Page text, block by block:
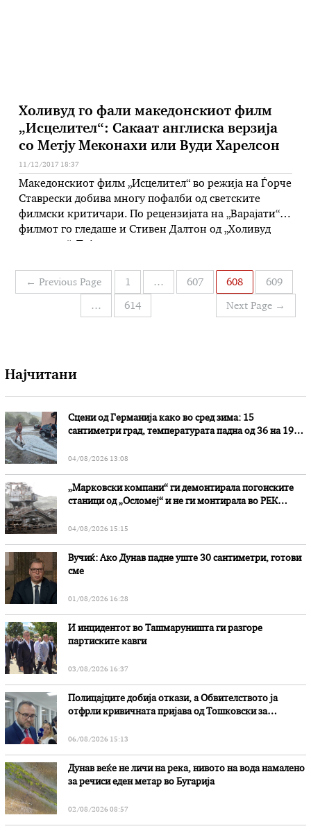
Холивуд го фали македонскиот филм
„Исцелител“: Сакаат англиска верзија
со Метју Меконахи или Вуди Харелсон
11/12/2017 18:37
Македонскиот филм „Исцелител“ во режија на Ѓорче
Ставрески добива многу пофалби од светските
филмски критичари. По рецензијата на „Варајати“,
филмот го гледаше и Стивен Далтон од „Холивуд
настани во трагикомедичното филмско деби на
Ставрески. Понатаму, препорачува дека би било
убаво да се направи …
Навигација
← Previous Page 1 … 607 608 609
… 614 Next Page →
Најчитани
Сцени од Германија како во сред зима: 15
сантиметри град, температурата падна од 36 на 19
04/08/2026 13:08
„Марковски компани“ ги демонтирала погонските
станици од „Осломеј“ и не ги монтирала во РЕК
04/08/2026 15:15
Вучиќ: Ако Дунав падне уште 30 сантиметри, готови
сме
01/08/2026 16:28
И инцидентот во Ташмаруништa ги разгоре
партиските кавги
03/08/2026 16:37
Полицајците добија откази, а Обвителството ја
отфрли кривичната пријава од Тошковски за
06/08/2026 15:13
Дунав веќе не личи на река, нивото на вода намалено
за речиси еден метар во Бугарија
02/08/2026 08:57